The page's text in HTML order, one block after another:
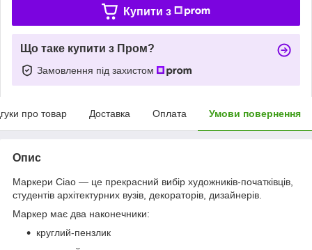
Купити з
Що таке купити з Пром?
Замовлення під захистом
про товар Доставка Оплата Умови повернення
Опис
Маркери Ciao — це прекрасний вибір художників-початківців,
студентів архітектурних вузів, декораторів, дизайнерів.
Маркер має два наконечники:
круглий-пензлик